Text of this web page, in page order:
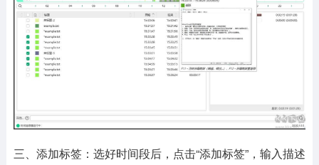
三、添加标签：选好时间段后，点击“添加标签”，输入描述